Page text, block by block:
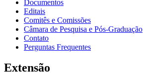
Documentos
Editais
Comitês e Comissões
Câmara de Pesquisa e Pós-Graduação
Contato
Perguntas Frequentes
Extensão